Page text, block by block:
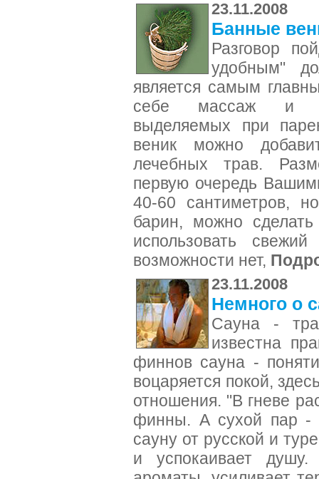
23.11.2008
Банные
Разговор
удобным"
является самым
себе массаж и
выделяемых при
веник можно
лечебных трав.
первую очередь
40-60 сантиметров,
барин, можно
использовать
возможности нет,
23.11.2008
Немного о
Сауна -
известна
финнов сауна -
воцаряется покой,
отношения. "В гневе
финны. А сухой пар -
сауну от русской и
и успокаивает